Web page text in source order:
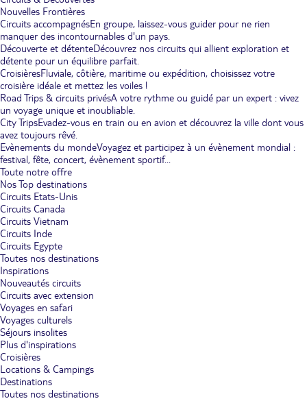
Nouvelles Frontières
Circuits accompagnésEn groupe, laissez-vous guider pour ne rien
manquer des incontournables d'un pays.
Découverte et détenteDécouvrez nos circuits qui allient exploration et
détente pour un équilibre parfait.
CroisièresFluviale, côtière, maritime ou expédition, choisissez votre
croisière idéale et mettez les voiles !
Road Trips & circuits privésA votre rythme ou guidé par un expert : vivez
un voyage unique et inoubliable.
City TripsEvadez-vous en train ou en avion et découvrez la ville dont vous
avez toujours rêvé.
Evènements du mondeVoyagez et participez à un évènement mondial :
festival, fête, concert, évènement sportif...
Toute notre offre
Nos Top destinations
Circuits Etats-Unis
Circuits Canada
Circuits Vietnam
Circuits Inde
Circuits Egypte
Toutes nos destinations
Inspirations
Nouveautés circuits
Circuits avec extension
Voyages en safari
Voyages culturels
Séjours insolites
Plus d'inspirations
Croisières
Locations & Campings
Destinations
Toutes nos destinations